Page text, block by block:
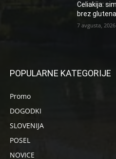
Celiakija:
brez glutena
7 avgusta, 2026
POPULARNE KATEGORIJE
Promo
DOGODKI
SLOVENIJA
POSEL
NOVICE